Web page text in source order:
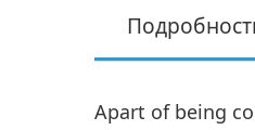
Apart of being